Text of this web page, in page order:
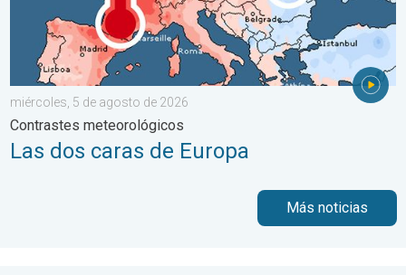
miércoles, 5 de agosto de 2026
Contrastes meteorológicos
Las dos caras de Europa
Más noticias